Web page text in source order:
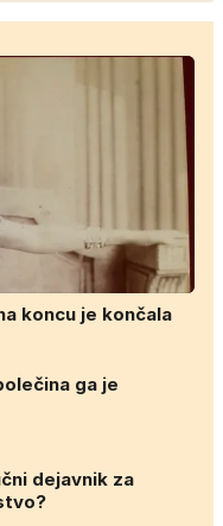
koncu je končala
ga je
dejavnik za